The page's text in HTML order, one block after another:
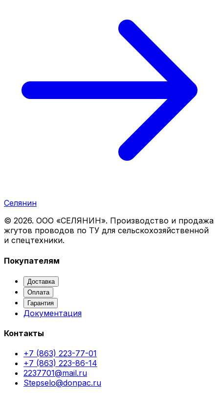
Селянин
© 2026. ООО «СЕЛЯНИН». Производство и продажа
жгутов проводов по ТУ для сельскохозяйственной
и спецтехники.
Покупателям
Доставка
Оплата
Гарантия
Документация
Контакты
+7 (863) 223-77-01
+7 (863) 223-86-14
2237701@mail.ru
Stepselo@donpac.ru